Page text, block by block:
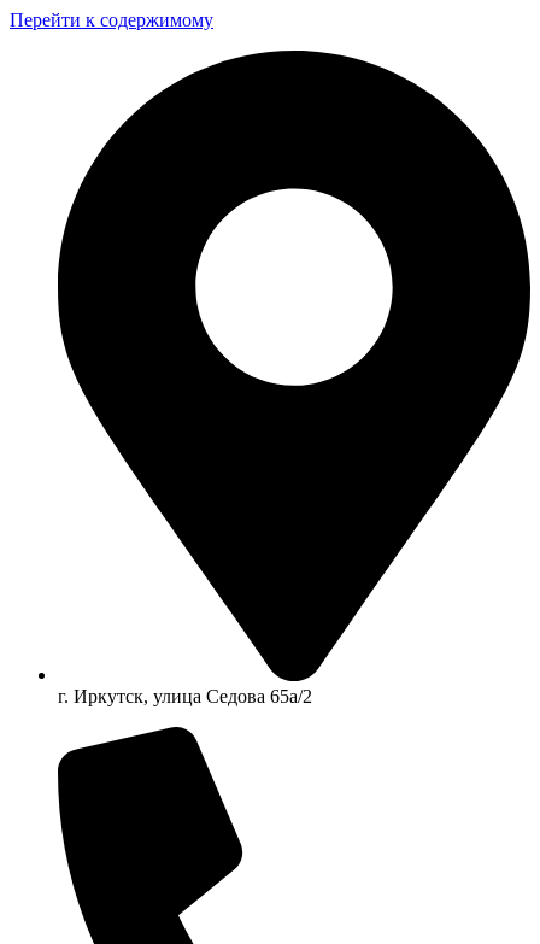
Перейти к содержимому
г. Иркутск, улица Седова 65а/2